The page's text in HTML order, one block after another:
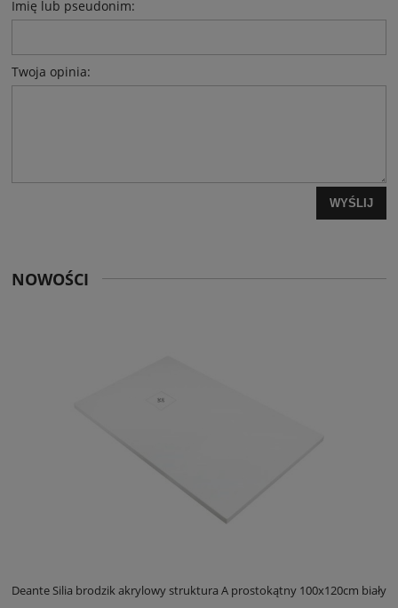
Imię lub pseudonim:
Twoja opinia:
WYŚLIJ
NOWOŚCI
Deante Silia brodzik akrylowy struktura A prostokątny 100x120cm biały